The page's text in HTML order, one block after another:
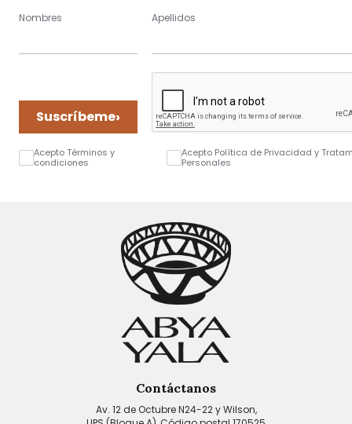
Nombres Apellidos
Suscríbeme›
Acepto Términos y
condiciones
Acepto Política de Privacidad y
Personales
Contáctanos
Av. 12 de Octubre N24-22 y Wilson,